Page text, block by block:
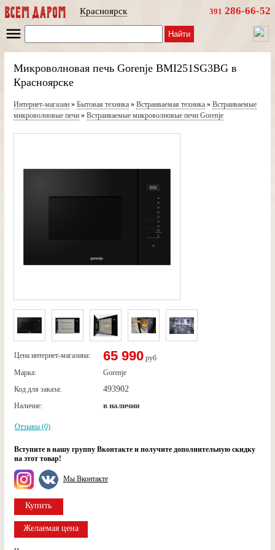
Красноярск 391 286-66-52
Найти
Микроволновая печь Gorenje BMI251SG3BG в
Красноярске
Интернет-магазин» Бытовая техника» Встраиваемая техника» Встраиваемые
микроволновые печи» Встраиваемые микроволновые печи Gorenje
Цена интернет-магазина: 65 990 руб
Марка:
Gorenje
Код для заказа:
493902
Наличие: в наличии
Отзывы (0)
Вступите в нашу группу Вконтакте и получите дополнительную скидку
на этот товар!
Мы Вконтакте
Купить
Желаемая цена